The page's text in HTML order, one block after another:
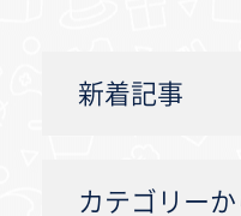
新着記事
カテゴリー